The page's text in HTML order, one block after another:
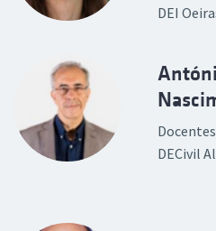
DEI
Docentes
DECivil